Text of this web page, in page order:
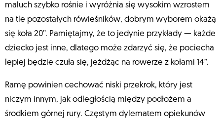
maluch szybko rośnie i wyróżnia się wysokim wzrostem
na tle pozostałych rówieśników, dobrym wyborem okażą
się koła 20’’. Pamiętajmy, że to jedynie przykłady — każde
dziecko jest inne, dlatego może zdarzyć się, że pociecha
lepiej będzie czuła się, jeżdżąc na rowerze z kołami 14’’.
Ramę powinien cechować niski przekrok, który jest
niczym innym, jak odległością między podłożem a
środkiem górnej rury. Częstym dylematem opiekunów